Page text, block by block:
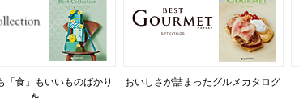
「食」もいいものばかり
おいしさが詰まったグルメカタログ